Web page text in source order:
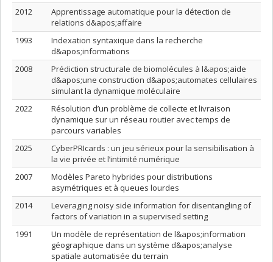
2012
Apprentissage automatique pour la détection de
relations d&apos;affaire
1993
Indexation syntaxique dans la recherche
d&apos;informations
2008
Prédiction structurale de biomolécules à l&apos;aide
d&apos;une construction d&apos;automates cellulaires
simulant la dynamique moléculaire
2022
Résolution d’un problème de collecte et livraison
dynamique sur un réseau routier avec temps de
parcours variables
2025
CyberPRIcards : un jeu sérieux pour la sensibilisation à
la vie privée et l’intimité numérique
2007
Modèles Pareto hybrides pour distributions
asymétriques et à queues lourdes
2014
Leveraging noisy side information for disentangling of
factors of variation in a supervised setting
1991
Un modèle de représentation de l&apos;information
géographique dans un système d&apos;analyse
spatiale automatisée du terrain